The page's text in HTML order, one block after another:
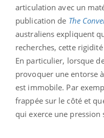
articulation avec un
publication de The
australiens expliquent
recherches, cette
En particulier, lorsque
provoquer une entorse
est immobile. Par
frappée sur le côté et
qui exerce une pression